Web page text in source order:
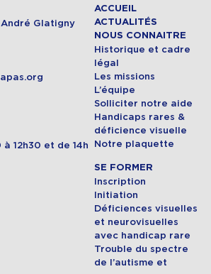
Glatigny
12h30 et de 14h
ACCUEIL
ACTUALITÉS
NOUS CONNAITRE
Historique et cadre
légal
Les missions
L’équipe
Solliciter notre aide
Handicaps rares &
déficience visuelle
Notre plaquette
SE FORMER
Inscription
Initiation
Déficiences visuelles
et neurovisuelles
avec handicap rare
Trouble du spectre
de l’autisme et